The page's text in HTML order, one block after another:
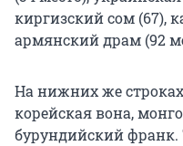
киргизский сом (67),
армянский драм (92
На нижних же
корейская вона,
бурундийский